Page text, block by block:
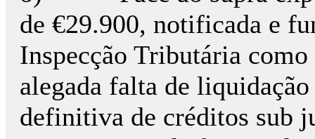
de €29.900, notificada e
Inspecção Tributária
alegada falta de
definitiva de créditos sub